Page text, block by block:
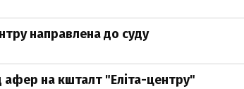
направлена до суду
афер на кшталт "Еліта-центру"